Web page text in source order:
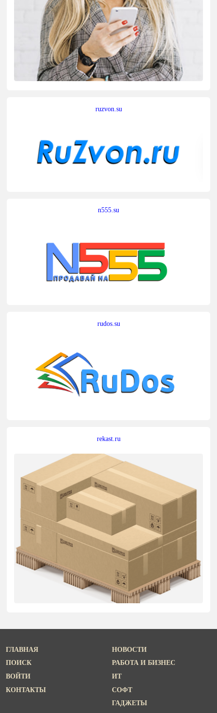
ruzvon.su
n555.su
rudos.su
rekast.ru
ГЛАВНАЯ
ПОИСК
ВОЙТИ
КОНТАКТЫ
НОВОСТИ
РАБОТА И БИЗНЕС
ИТ
СОФТ
ГАДЖЕТЫ